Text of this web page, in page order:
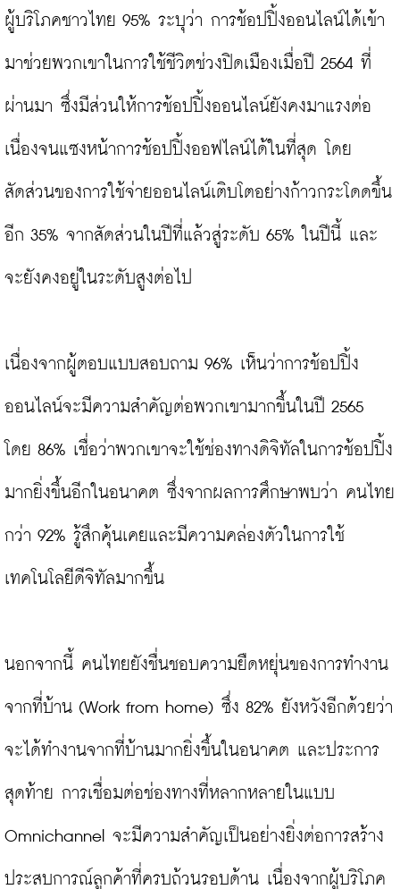
ผู้บริโภคชาวไทย 95% ระบุว่า การช้อปปิ้งออนไลน์ได้เข้า
มาช่วยพวกเขาในการใช้ชีวิตช่วงปิดเมืองเมื่อปี 2564 ที่
ผ่านมา ซึ่งมีส่วนให้การช้อปปิ้งออนไลน์ยังคงมาแรงต่อ
เนื่องจนแซงหน้าการช้อปปิ้งออฟไลน์ได้ในที่สุด โดย
สัดส่วนของการใช้จ่ายออนไลน์เติบโตอย่างก้าวกระโดดขึ้น
อีก 35% จากสัดส่วนในปีที่แล้วสู่ระดับ 65% ในปีนี้ และ
จะยังคงอยู่ในระดับสูงต่อไป
เนื่องจากผู้ตอบแบบสอบถาม 96% เห็นว่าการช้อปปิ้ง
ออนไลน์จะมีความสำคัญต่อพวกเขามากขึ้นในปี 2565
โดย 86% เชื่อว่าพวกเขาจะใช้ช่องทางดิจิทัลในการช้อปปิ้ง
มากยิ่งขึ้นอีกในอนาคต ซึ่งจากผลการศึกษาพบว่า คนไทย
กว่า 92% รู้สึกคุ้นเคยและมีความคล่องตัวในการใช้
เทคโนโลยีดีจิทัลมากขึ้น
นอกจากนี้ คนไทยยังชื่นชอบความยืดหยุ่นของการทำงาน
จากที่บ้าน (Work from home) ซึ่ง 82% ยังหวังอีกด้วยว่า
จะได้ทำงานจากที่บ้านมากยิ่งขึ้นในอนาคต และประการ
สุดท้าย การเชื่อมต่อช่องทางที่หลากหลายในแบบ
Omnichannel จะมีความสำคัญเป็นอย่างยิ่งต่อการสร้าง
ประสบการณ์ลูกค้าที่ครบถ้วนรอบด้าน เนื่องจากผู้บริโภค